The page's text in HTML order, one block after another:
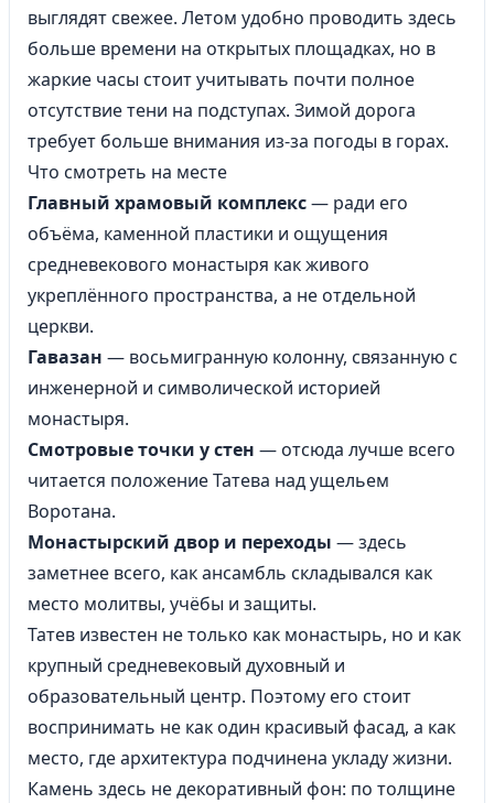
выглядят свежее. Летом удобно проводить здесь
больше времени на открытых площадках, но в
жаркие часы стоит учитывать почти полное
отсутствие тени на подступах. Зимой дорога
требует больше внимания из-за погоды в горах.
Что смотреть на месте
Главный храмовый комплекс— ради его
объёма, каменной пластики и ощущения
средневекового монастыря как живого
укреплённого пространства, а не отдельной
церкви.
Гавазан — восьмигранную колонну, связанную с
инженерной и символической историей
монастыря.
Смотровые точки у стен — отсюда лучше всего
читается положение Татева над ущельем
Воротана.
Монастырский двор и переходы — здесь
заметнее всего, как ансамбль складывался как
место молитвы, учёбы и защиты.
Татев известен не только как монастырь, но и как
крупный средневековый духовный и
образовательный центр. Поэтому его стоит
воспринимать не как один красивый фасад, а как
место, где архитектура подчинена укладу жизни.
Камень здесь не декоративный фон: по толщине